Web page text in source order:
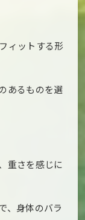
ィットする形
あるものを選
重さを感じに
、身体のバラ